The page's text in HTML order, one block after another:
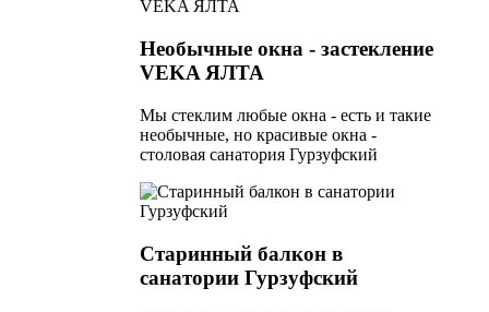
Необычные окна - застекление
VEKA ЯЛТА
Мы стеклим любые окна - есть и такие
необычные, но красивые окна -
столовая санатория Гурзуфский
Старинный балкон в
санатории Гурзуфский